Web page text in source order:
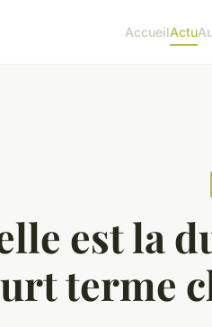
AccueilActu
est la
terme